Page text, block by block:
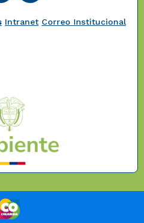
Intranet Correo Institucional